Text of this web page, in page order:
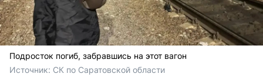
Подросток погиб, забравшись на этот вагон
Источник: СК по Саратовской области